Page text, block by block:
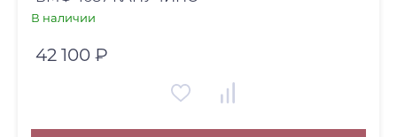
В наличии
42 100 ₽